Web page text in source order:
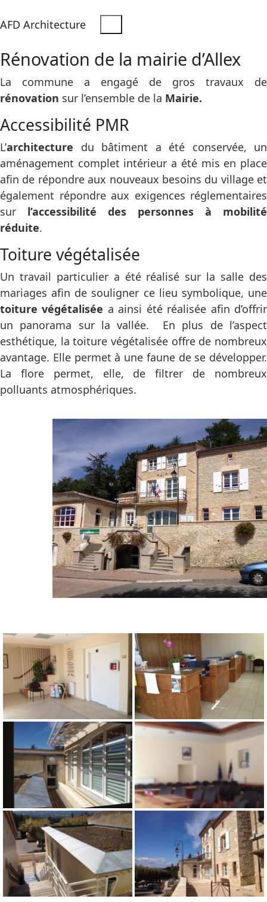
AFD Architecture
Rénovation de la mairie d’Allex
La commune a engagé de gros travaux de
rénovation sur l’ensemble de la Mairie.
Accessibilité PMR
L’architecture du bâtiment a été conservée, un
aménagement complet intérieur a été mis en place
afin de répondre aux nouveaux besoins du village et
également répondre aux exigences réglementaires
sur l’accessibilité des personnes à mobilité
réduite.
Toiture végétalisée
Un travail particulier a été réalisé sur la salle des
mariages afin de souligner ce lieu symbolique, une
toiture végétalisée a ainsi été réalisée afin d’offrir
un panorama sur la vallée. En plus de l’aspect
esthétique, la toiture végétalisée offre de nombreux
avantage. Elle permet à une faune de se développer.
La flore permet, elle, de filtrer de nombreux
polluants atmosphériques.